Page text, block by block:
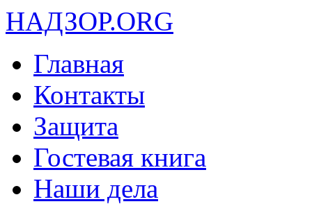
НАДЗОР.ORG
Главная
Контакты
Защита
Гостевая книга
Наши дела